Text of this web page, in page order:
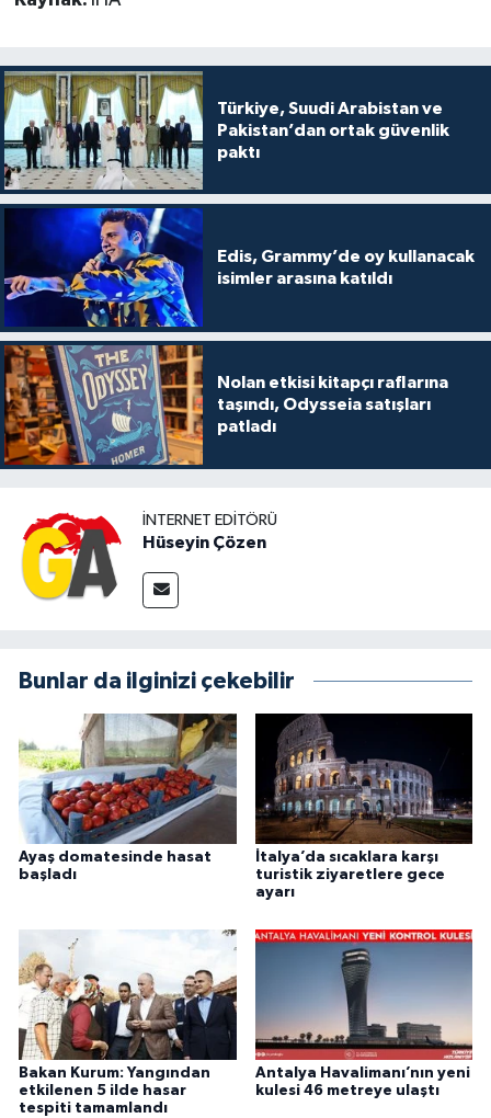
Türkiye, Suudi Arabistan ve
Pakistan’dan ortak güvenlik
paktı
Edis, Grammy’de oy kullanacak
isimler arasına katıldı
Nolan etkisi kitapçı raflarına
taşındı, Odysseia satışları
patladı
İNTERNET EDITÖRÜ
Hüseyin Çözen
Bunlar da ilginizi çekebilir
Ayaş domatesinde hasat
başladı
İtalya’da sıcaklara karşı
turistik ziyaretlere gece
ayarı
Bakan Kurum: Yangından
etkilenen 5 ilde hasar
tespiti tamamlandı
Antalya Havalimanı’nın yeni
kulesi 46 metreye ulaştı